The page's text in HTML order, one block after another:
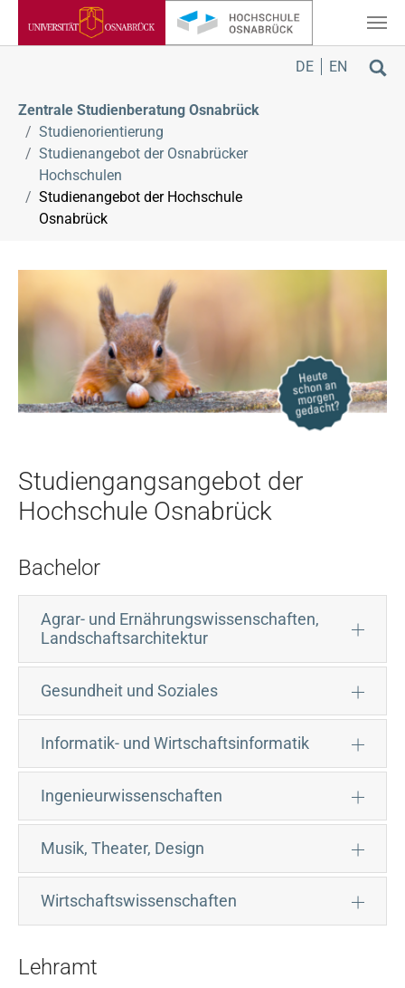
DE EN
Zentrale Studienberatung Osnabrück
Studienorientierung
Studienangebot der Osnabrücker
Hochschulen
Studienangebot der Hochschule
Osnabrück
Studiengangsangebot der
Hochschule Osnabrück
Bachelor
Agrar- und Ernährungswissenschaften,
Landschaftsarchitektur
Gesundheit und Soziales
Informatik- und Wirtschaftsinformatik
Ingenieurwissenschaften
Musik, Theater, Design
Wirtschaftswissenschaften
Lehramt